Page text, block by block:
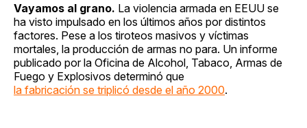
Vayamos al grano. La violencia armada en EEUU se
ha visto impulsado en los últimos años por distintos
factores. Pese a los tiroteos masivos y víctimas
mortales, la producción de armas no para. Un informe
publicado por la Oficina de Alcohol, Tabaco, Armas de
Fuego y Explosivos determinó que
la fabricación se triplicó desde el año 2000.